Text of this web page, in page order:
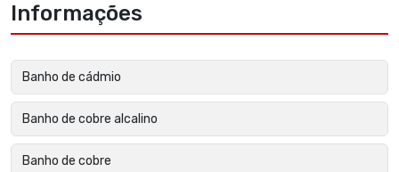
Informações
Banho de cádmio
Banho de cobre alcalino
Banho de cobre